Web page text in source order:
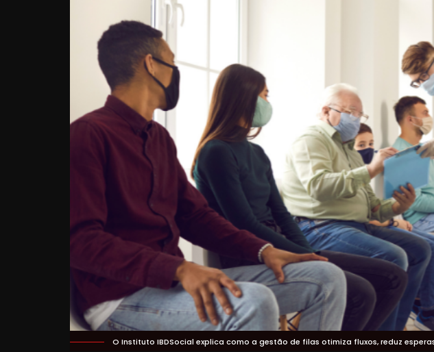
O Instituto IBDSocial explica como a gestão de filas otimiza fluxos, reduz